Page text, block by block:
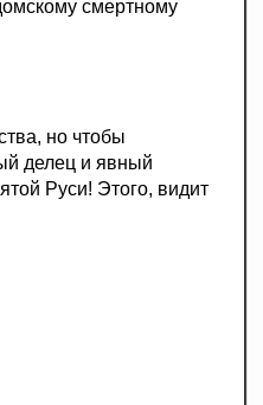
смертному
но чтобы
делец и явный
Руси! Этого, видит